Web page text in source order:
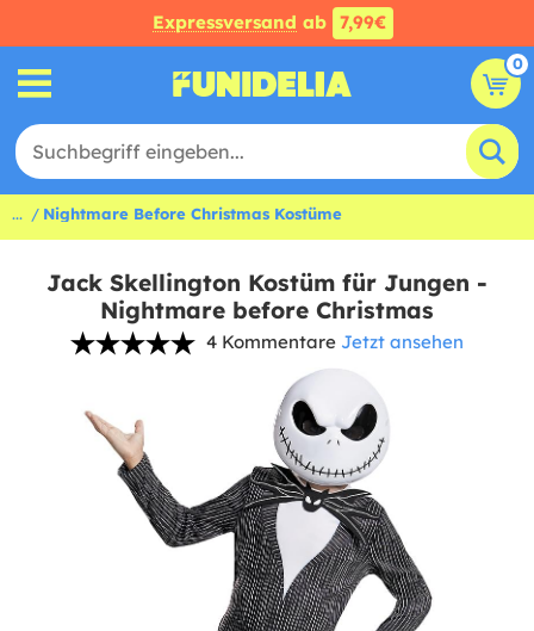
Expressversand ab 7,99€
0
... Nightmare Before Christmas Kostüme
Jack Skellington Kostüm für Jungen -
Nightmare before Christmas
4 Kommentare Jetzt ansehen